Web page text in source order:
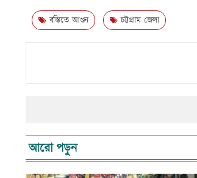
বস্তিতে আগুন চট্টগ্রাম জেলা
আরো পড়ুন